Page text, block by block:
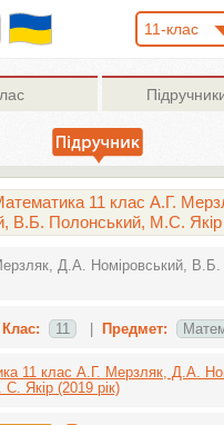
11-клас
11 клас А.Г.
В.Б. Полонський, М.С. Якір
Д.А. Номіровський, В.Б.
Клас: 11 Предмет:
11 клас А.Г. Мерзляк, Д.А.
Якір (2019 рік)